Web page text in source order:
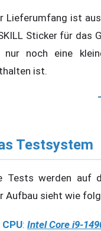
Lieferumfang ist
Sticker für das
nur noch eine
ist.
Testsystem
Tests werden auf
Aufbau sieht wie
CPU: Intel Core i9-